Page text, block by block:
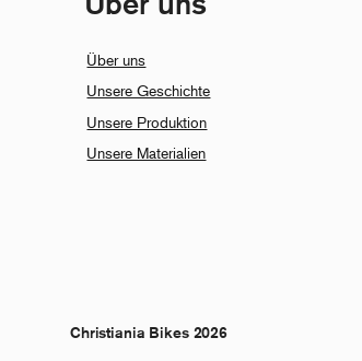
Über uns
Unsere Geschichte
Unsere Produktion
Unsere Materialien
Christiania Bikes 2026